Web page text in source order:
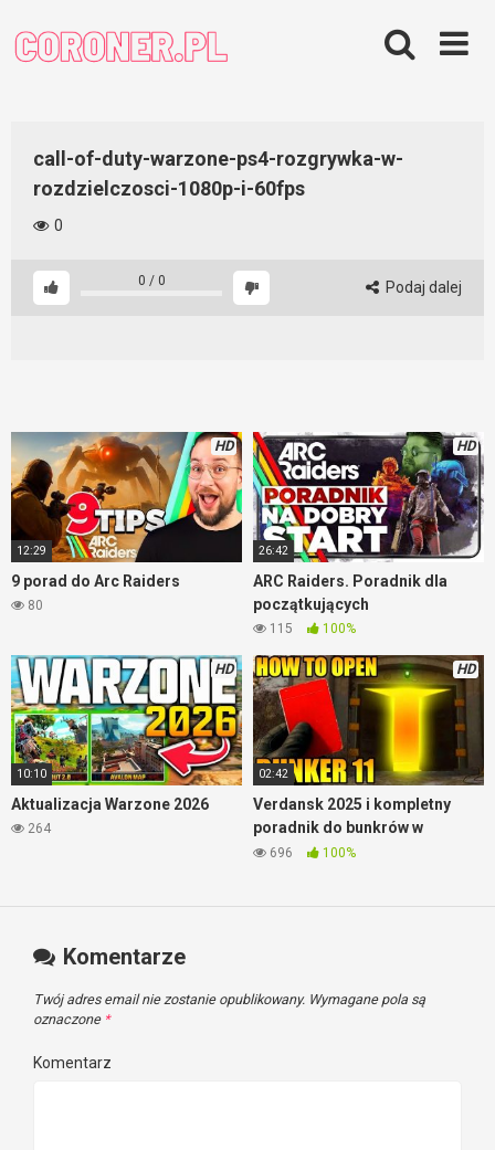
content
call-of-duty-warzone-ps4-rozgrywka-w-
rozdzielczosci-1080p-i-60fps
0
0 / 0 Podaj dalej
HD
12:29
9 porad do Arc Raiders
80
HD
26:42
ARC Raiders. Poradnik dla
początkujących
115 100%
HD
10:10
Aktualizacja Warzone 2026
264
HD
02:42
Verdansk 2025 i kompletny
poradnik do bunkrów w
Warzone
696 100%
Komentarze
Twój adres email nie zostanie opublikowany. Wymagane pola są
oznaczone *
Komentarz